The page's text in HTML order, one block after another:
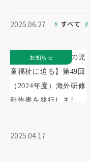
2025.06.27 すべて
2025.04.17
お知らせ